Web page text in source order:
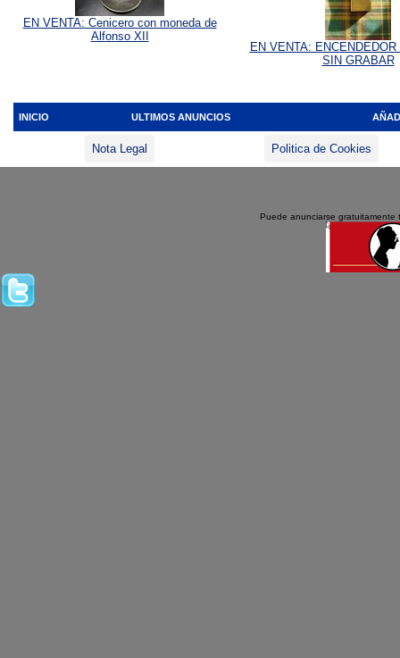
EN VENTA: Cenicero con moneda de
Alfonso XII
EN VENTA:
SIN GRABAR
INICIO ULTIMOS ANUNCIOS
Nota Legal Politica de Cookies
Puede anunciarse